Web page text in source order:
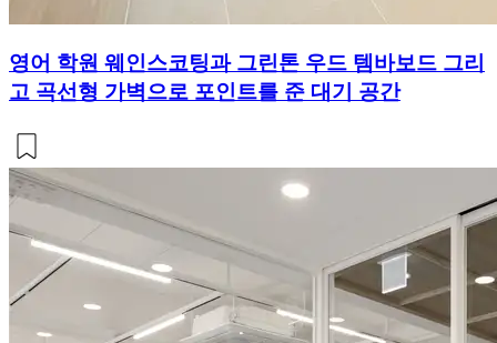
영어 학원 웨인스코팅과 그린톤 우드 템바보드 그리
고 곡선형 가벽으로 포인트를 준 대기 공간